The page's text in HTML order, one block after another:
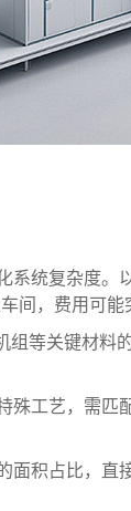
系统复杂度。
间，费用可能
等关键材料
殊工艺，需匹
积占比，直